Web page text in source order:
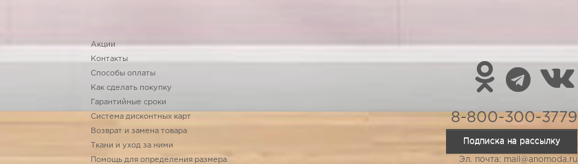
Акции
Контакты
Способы оплаты
Как сделать покупку
Гарантийные сроки
Система дисконтных карт
Возврат и замена товара
Ткани и уход за ними
Помощь для определения размера
8-800-300-3779
Подписка на рассылку
Эл. почта: mail@anomoda.ru